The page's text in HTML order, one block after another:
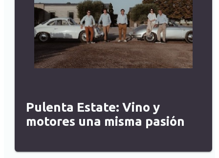
Pulenta Estate: Vino y
motores una misma pasión